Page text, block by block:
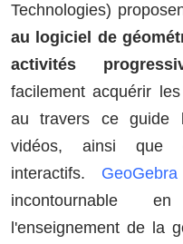
Technologies)
au logiciel de
activités
facilement acquérir
au travers ce guide
vidéos, ainsi que
interactifs. GeoGebra
incontournable
l'enseignement de la